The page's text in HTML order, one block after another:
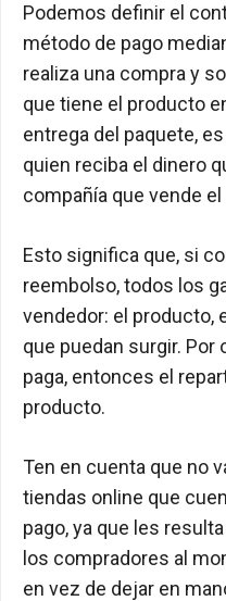
Podemos definir el
método de pago
realiza una compra y
que tiene el producto
entrega del paquete,
quien reciba el dinero
compañía que vende
Esto significa que, si
reembolso, todos los
vendedor: el producto,
que puedan surgir. Por
paga, entonces el
producto.
Ten en cuenta que no
tiendas online que
pago, ya que les
los compradores al
en vez de dejar en